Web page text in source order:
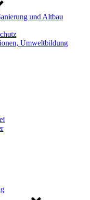
und Altbau
Umweltbildung